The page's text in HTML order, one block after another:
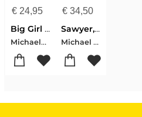
€24,95
Big Girl Panties
Michaela Sawyer
€34,50
Sawyer, M: Sir Lewis
Michael Sawyer